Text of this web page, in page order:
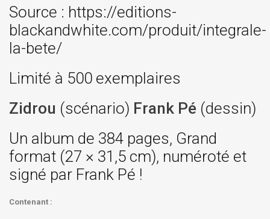
Source : https://editions-
blackandwhite.com/produit/integrale-
la-bete/
Limité à 500 exemplaires
Zidrou (scénario) Frank Pé (dessin)
Un album de 384 pages, Grand
format (27 × 31,5 cm), numéroté et
signé par Frank Pé !
Contenant :